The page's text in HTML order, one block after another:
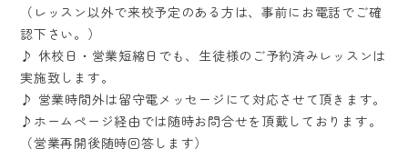
（レッスン以外で来校予定のある方は、事前にお電話でご確
認下さい。）
♪ 休校日・営業短縮日でも、生徒様のご予約済みレッスンは
実施致します。
♪ 営業時間外は留守電メッセージにて対応させて頂きます。
♪ホームページ経由では随時お問合せを頂戴しております。
（営業再開後随時回答します）